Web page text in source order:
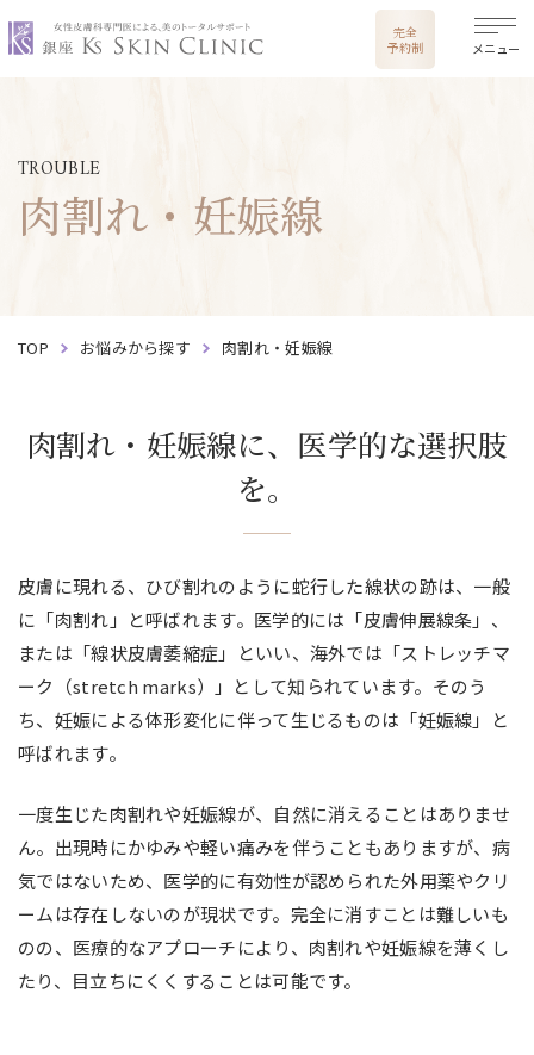
銀座ケイスキンクリニック
完全
予約制
メニュー
TROUBLE
肉割れ・妊娠線
TOP お悩みから探す 肉割れ・妊娠線
肉割れ・妊娠線に、医学的な選択肢
を。
皮膚に現れる、ひび割れのように蛇行した線状の跡は、一般
に「肉割れ」と呼ばれます。医学的には「皮膚伸展線条」、
または「線状皮膚萎縮症」といい、海外では「ストレッチマ
ーク（stretch marks）」として知られています。そのう
ち、妊娠による体形変化に伴って生じるものは「妊娠線」と
呼ばれます。
一度生じた肉割れや妊娠線が、自然に消えることはありませ
ん。出現時にかゆみや軽い痛みを伴うこともありますが、病
気ではないため、医学的に有効性が認められた外用薬やクリ
ームは存在しないのが現状です。完全に消すことは難しいも
のの、医療的なアプローチにより、肉割れや妊娠線を薄くし
たり、目立ちにくくすることは可能です。